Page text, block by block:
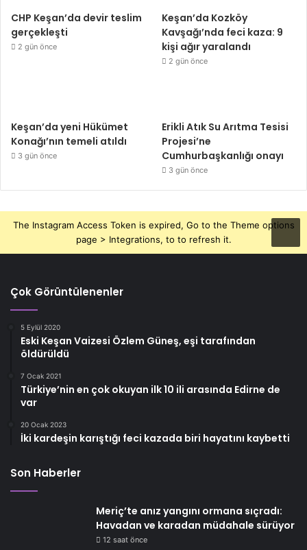
CHP Keşan’da devir teslim
gerçekleşti
2 gün önce
Keşan’da Kozköy
Kavşağı’nda feci kaza: 9
kişi ağır yaralandı
2 gün önce
Keşan’da yeni Hükümet
Konağı’nın temeli atıldı
3 gün önce
Erikli Atık Su Arıtma Tesisi
Projesi’ne
Cumhurbaşkanlığı onayı
3 gün önce
The Instagram Access Token is expired, Go to the Theme options
page > Integrations, to to refresh it.
Çok Görüntülenenler
5 Eylül 2020
Eski Keşan Vaizesi Özlem Güneş, eşi tarafından
öldürüldü
7 Ocak 2021
Türkiye’nin en çok okuyan ilk 10 ili arasında Edirne de
var
20 Ocak 2023
İki kardeşin karıştığı feci kazada biri hayatını kaybetti
Son Haberler
Meriç’te anız yangını ormana sıçradı:
Havadan ve karadan müdahale sürüyor
12 saat önce